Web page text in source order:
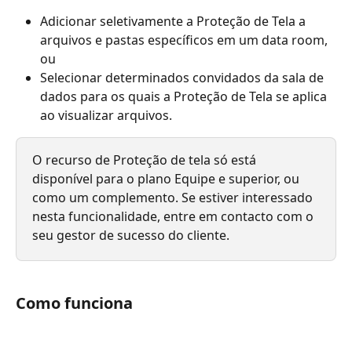
Adicionar seletivamente a Proteção de Tela a
arquivos e pastas específicos em um data room,
ou
Selecionar determinados convidados da sala de
dados para os quais a Proteção de Tela se aplica
ao visualizar arquivos.
O recurso de Proteção de tela só está
disponível para o plano Equipe e superior, ou
como um complemento. Se estiver interessado
nesta funcionalidade, entre em contacto com o
seu gestor de sucesso do cliente.
Como funciona